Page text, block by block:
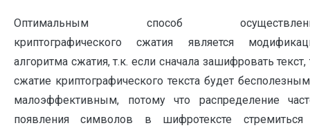
Оптимальным способ
криптографического сжатия является
алгоритма сжатия, т.к. если сначала зашифровать текст,
сжатие криптографического текста будет
малоэффективным, потому что распределение
появления символов в шифротексте